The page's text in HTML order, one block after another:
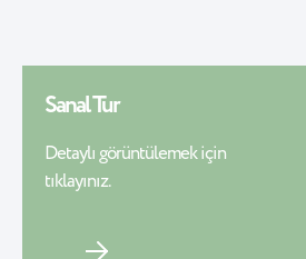
Sanal Tur
Detaylı görüntülemek için
tıklayınız.